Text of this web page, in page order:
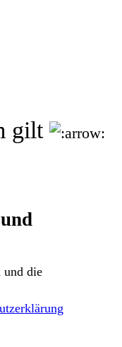
gilt
und die